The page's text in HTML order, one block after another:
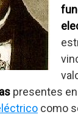
presentes en
como